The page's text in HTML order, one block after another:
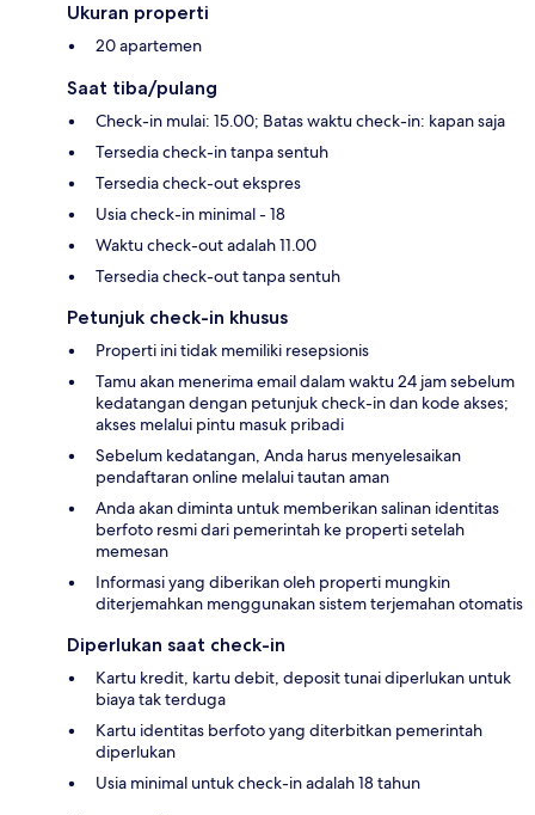
Ukuran properti
20 apartemen
Saat tiba/pulang
Check-in mulai: 15.00; Batas waktu check-in: kapan saja
Tersedia check-in tanpa sentuh
Tersedia check-out ekspres
Usia check-in minimal - 18
Waktu check-out adalah 11.00
Tersedia check-out tanpa sentuh
Petunjuk check-in khusus
Properti ini tidak memiliki resepsionis
Tamu akan menerima email dalam waktu 24 jam sebelum
kedatangan dengan petunjuk check-in dan kode akses;
akses melalui pintu masuk pribadi
Sebelum kedatangan, Anda harus menyelesaikan
pendaftaran online melalui tautan aman
Anda akan diminta untuk memberikan salinan identitas
berfoto resmi dari pemerintah ke properti setelah
memesan
Informasi yang diberikan oleh properti mungkin
diterjemahkan menggunakan sistem terjemahan otomatis
Diperlukan saat check-in
Kartu kredit, kartu debit, deposit tunai diperlukan untuk
biaya tak terduga
Kartu identitas berfoto yang diterbitkan pemerintah
diperlukan
Usia minimal untuk check-in adalah 18 tahun